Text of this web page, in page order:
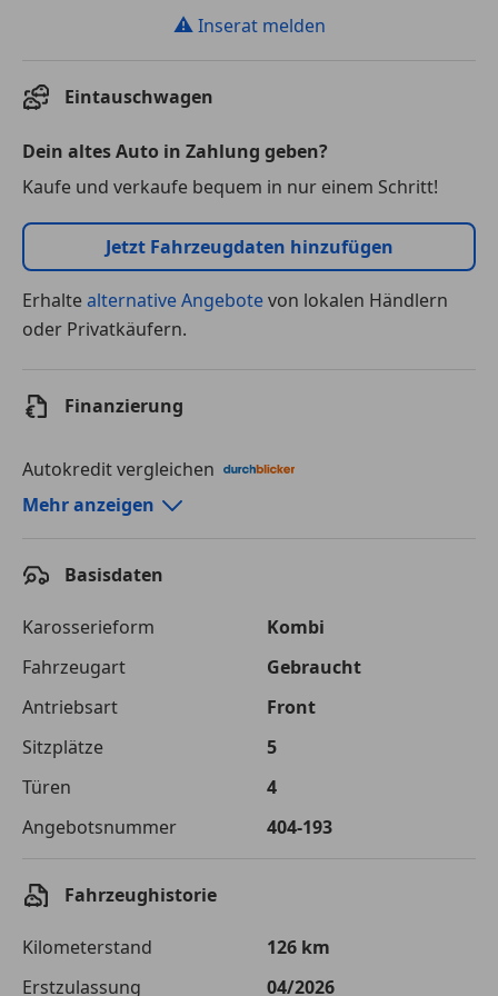
⚠ Inserat melden
Eintauschwagen
Dein altes Auto in Zahlung geben?
Kaufe und verkaufe bequem in nur einem Schritt!
Jetzt Fahrzeugdaten hinzufügen
Erhaltealternative Angebotevon lokalen Händlern
oder Privatkäufern.
Finanzierung
Autokredit vergleichen
Autokredit-Rechner von durchblicker.at
Laufzeit
120 Monate
Kreditbetrag
€ 31 900,-
Zu zahlender
Gesamtbetrag
€ 44 941,-
Einberechnete Gebühren
€ 0,-
Monatliche Rate € 374,51
Mehr anzeigen
Basisdaten
Karosserieform
Kombi
Fahrzeugart
Gebraucht
Antriebsart
Front
Sitzplätze
5
Türen
4
Angebotsnummer
404-193
Fahrzeughistorie
Kilometerstand
126 km
Erstzulassung
04/2026